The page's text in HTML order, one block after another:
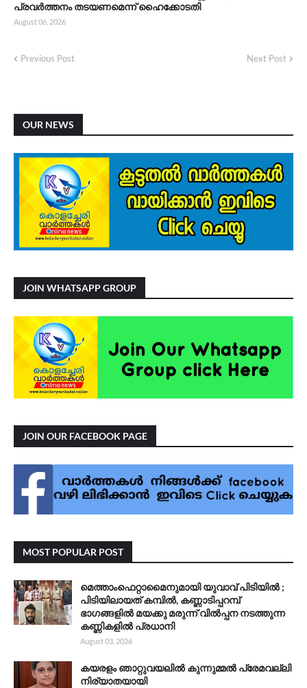
പ്രവർത്തനം തടയണമെന്ന് ഹൈക്കോടതി
August 06, 2026
Previous Post Next Post
OUR NEWS
JOIN WHATSAPP GROUP
JOIN OUR FACEBOOK PAGE
MOST POPULAR POST
മെത്താംഫെറ്റാമൈനുമായി യുവാവ് പിടിയിൽ ;
പിടിയിലായത് കമ്പിൽ, കണ്ണാടിപ്പറമ്പ്
ഭാഗങ്ങളിൽ മയക്കു മരുന്ന് വിൽപ്പന നടത്തുന്ന
കണ്ണികളിൽ പ്രധാനി
August 03, 2026
കയരളം ഞാറ്റുവയലിൽ കുന്നുമ്മൽ പ്രേമവല്ലി
നിര്യാതയായി